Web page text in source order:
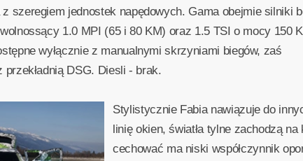
z szeregiem jednostek napędowych. Gama obejmie silniki
1.0 MPI (65 i 80 KM) oraz 1.5 TSI o mocy 150
wyłącznie z manualnymi skrzyniami biegów, zaś
DSG. Diesli - brak.
Stylistycznie Fabia nawiązuje do
linię okien, światła tylne zachodzą
cechować ma niski współczynnik